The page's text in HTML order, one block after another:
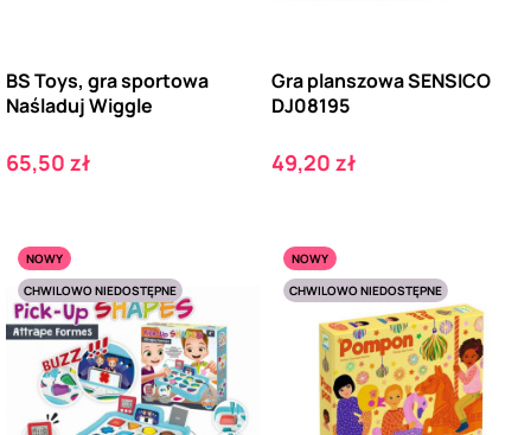
BS Toys, gra sportowa
Naśladuj Wiggle
Cena
65,50 zł
Gra planszowa SENSICO
DJ08195
Cena
49,20 zł
NOWY
CHWILOWO NIEDOSTĘPNE
NOWY
CHWILOWO NIEDOSTĘPNE